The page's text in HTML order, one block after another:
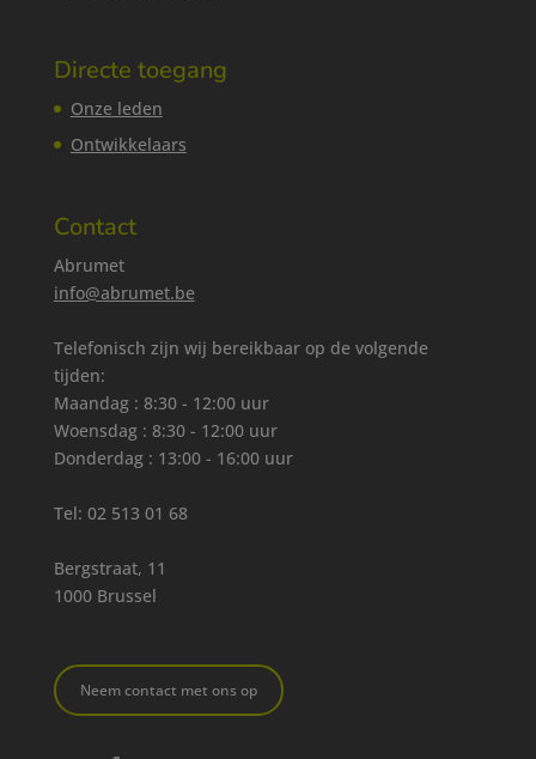
Directe toegang
Onze leden
Ontwikkelaars
Contact
Abrumet
info@abrumet.be
Telefonisch zijn wij bereikbaar op de volgende
tijden:
Maandag : 8:30 - 12:00 uur
Woensdag : 8:30 - 12:00 uur
Donderdag : 13:00 - 16:00 uur
Tel: 02 513 01 68
Bergstraat, 11
1000 Brussel
Neem contact met ons op